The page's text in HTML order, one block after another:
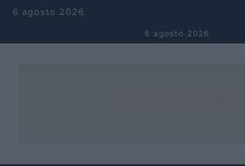
Pular para o conteúdo
6 agosto 2026
6 agosto 2026